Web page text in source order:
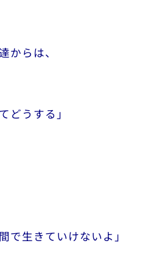
からは、
どうする」
で生きていけないよ」